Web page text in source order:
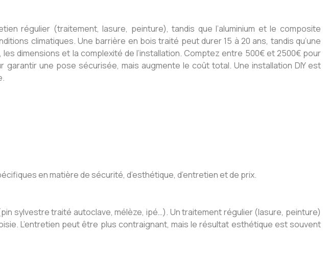
régulier (traitement, lasure, peinture), tandis que l’aluminium et le composite
climatiques. Une barrière en bois traité peut durer 15 à 20 ans, tandis qu’une
dimensions et la complexité de l’installation. Comptez entre 500€ et 2500€ pour
une pose sécurisée, mais augmente le coût total. Une installation DIY est
en matière de sécurité, d’esthétique, d’entretien et de prix.
sylvestre traité autoclave, mélèze, ipé…). Un traitement régulier (lasure, peinture)
L’entretien peut être plus contraignant, mais le résultat esthétique est souvent